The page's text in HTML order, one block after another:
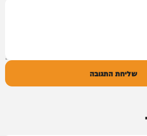
שליחת התגובה